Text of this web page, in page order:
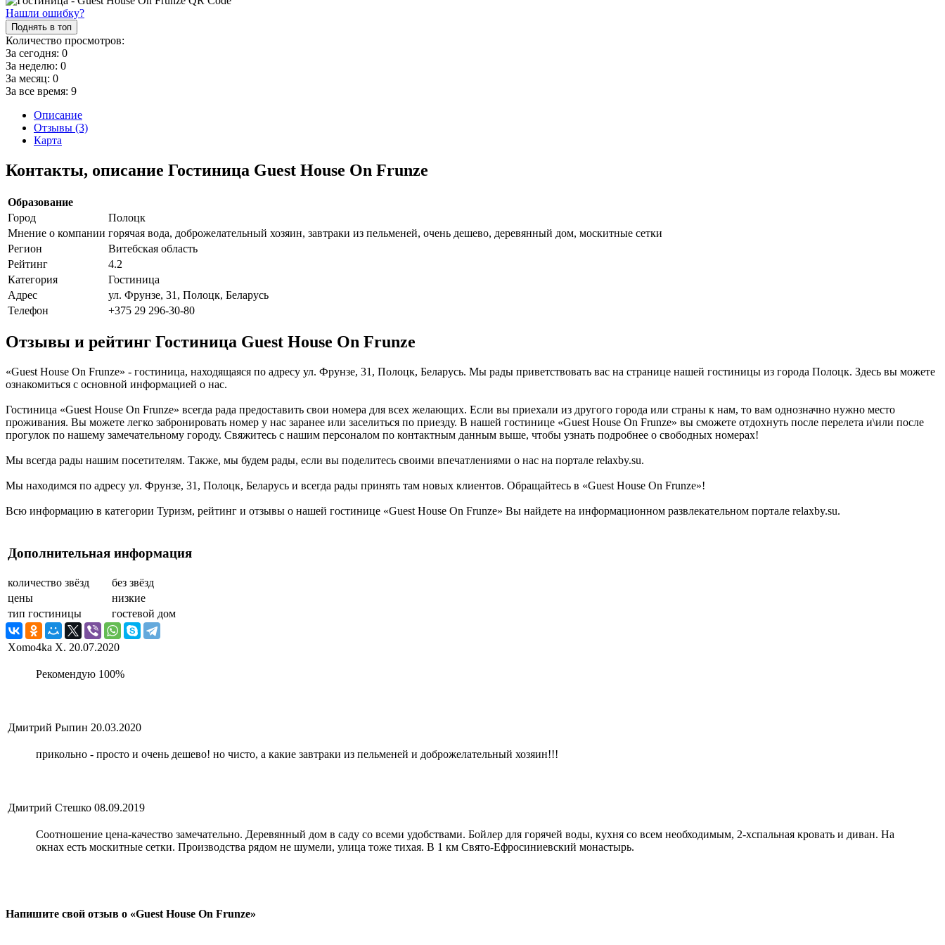
Нашли ошибку?
Поднять в топ
Количество просмотров:
За сегодня: 0
За неделю: 0
За месяц: 0
За все время: 9
Описание
Отзывы (3)
Карта
Контакты, описание Гостиница Guest House On Frunze
Образование
Город
Полоцк
Мнение о компании горячая вода, доброжелательный хозяин, завтраки из пельменей, очень дешево, деревянный дом, москитные сетки
Регион
Витебская область
Рейтинг
4.2
Категория
Гостиница
Адрес
ул. Фрунзе, 31, Полоцк, Беларусь
Телефон
+375 29 296-30-80
Отзывы и рейтинг Гостиница Guest House On Frunze
«Guest House On Frunze» - гостиница, находящаяся по адресу ул. Фрунзе, 31, Полоцк, Беларусь. Мы рады приветствовать вас на странице нашей гостиницы из города Полоцк. Здесь вы можете
ознакомиться с основной информацией о нас.
Гостиница «Guest House On Frunze» всегда рада предоставить свои номера для всех желающих. Если вы приехали из другого города или страны к нам, то вам однозначно нужно место
проживания. Вы можете легко забронировать номер у нас заранее или заселиться по приезду. В нашей гостинице «Guest House On Frunze» вы сможете отдохнуть после перелета и\или после
прогулок по нашему замечательному городу. Свяжитесь с нашим персоналом по контактным данным выше, чтобы узнать подробнее о свободных номерах!
Мы всегда рады нашим посетителям. Также, мы будем рады, если вы поделитесь своими впечатлениями о нас на портале relaxby.su.
Мы находимся по адресу ул. Фрунзе, 31, Полоцк, Беларусь и всегда рады принять там новых клиентов. Обращайтесь в «Guest House On Frunze»!
Всю информацию в категории Туризм, рейтинг и отзывы о нашей гостинице «Guest House On Frunze» Вы найдете на информационном развлекательном портале relaxby.su.
Дополнительная информация
количество звёзд
без звёзд
цены
низкие
тип гостиницы
гостевой дом
Xomo4ka X. 20.07.2020
Рекомендую 100%
Дмитрий Рыпин 20.03.2020
прикольно - просто и очень дешево! но чисто, а какие завтраки из пельменей и доброжелательный хозяин!!!
Дмитрий Стешко 08.09.2019
Соотношение цена-качество замечательно. Деревянный дом в саду со всеми удобствами. Бойлер для горячей воды, кухня со всем необходимым, 2-хспальная кровать и диван. На
окнах есть москитные сетки. Производства рядом не шумели, улица тоже тихая. В 1 км Свято-Ефросиниевский монастырь.
Напишите свой отзыв о «Guest House On Frunze»